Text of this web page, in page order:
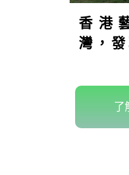
香港
灣，
島」
可以了